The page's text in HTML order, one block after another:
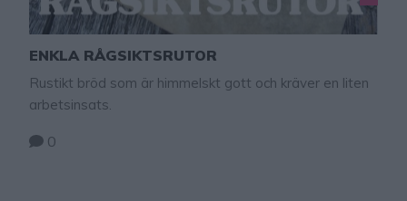
ENKLA RÅGSIKTSRUTOR
Rustikt bröd som är himmelskt gott och kräver en liten
arbetsinsats.
0